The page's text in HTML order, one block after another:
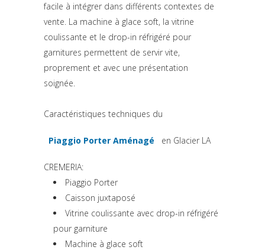
facile à intégrer dans différents contextes de
vente. La machine à glace soft, la vitrine
coulissante et le drop-in réfrigéré pour
garnitures permettent de servir vite,
proprement et avec une présentation
soignée.
Caractéristiques techniques du
Piaggio Porter Aménagé
(si apre in una nuova scheda)
en Glacier LA
CREMERIA:
Piaggio Porter
Caisson juxtaposé
Vitrine coulissante avec drop-in réfrigéré
pour garniture
Machine à glace soft